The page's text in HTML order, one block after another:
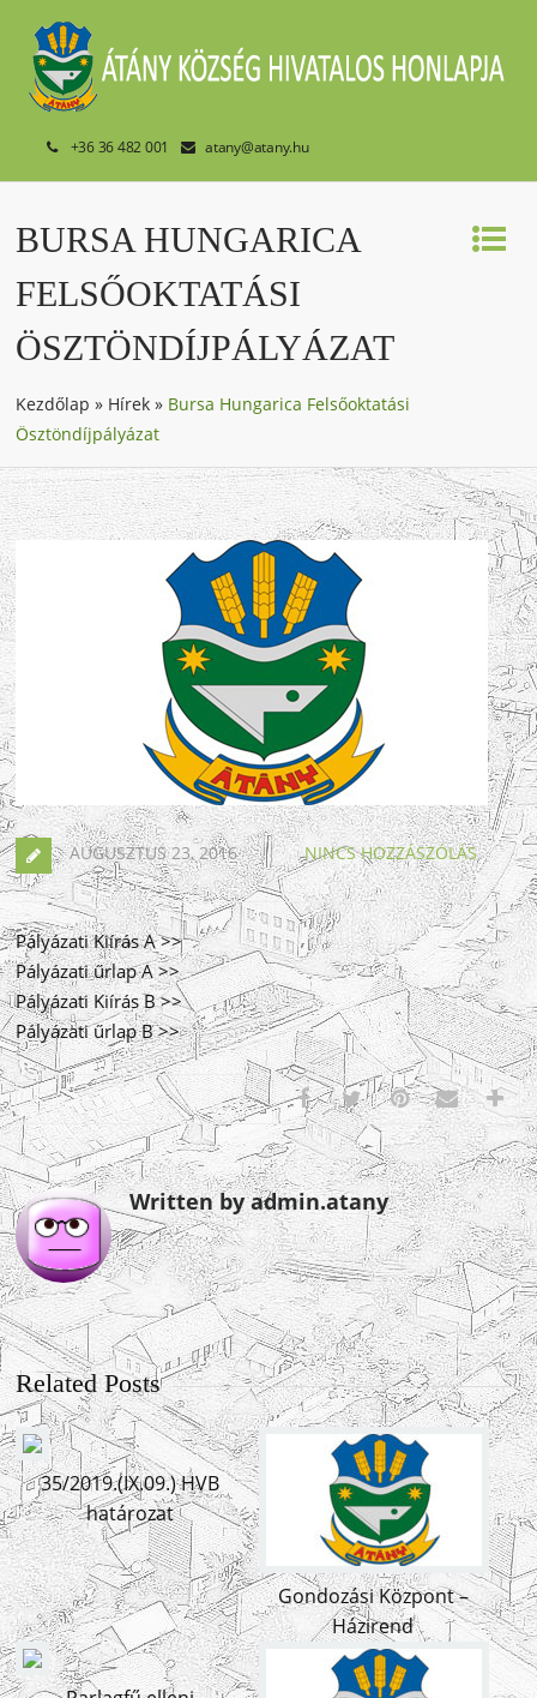
+36 36 482 001 atany@atany.hu
BURSA HUNGARICA
FELSŐOKTATÁSI
ÖSZTÖNDÍJPÁLYÁZAT
Kezdőlap » Hírek » Bursa Hungarica Felsőoktatási
Ösztöndíjpályázat
AUGUSZTUS 23, 2016 NINCS HOZZÁSZÓLÁS
Pályázati Kiírás A >>
Pályázati űrlap A >>
Pályázati Kiírás B >>
Pályázati űrlap B >>
Written by admin.atany
Related Posts
35/2019.(IX.09.) HVB
határozat
Gondozási Központ –
Házirend